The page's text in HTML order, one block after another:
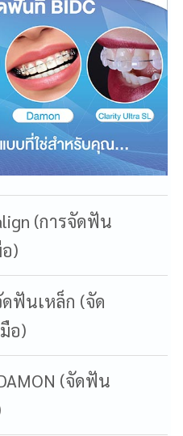
(การจัดฟัน
)
ฟันเหล็ก (จัด
อ)
(จัดฟัน